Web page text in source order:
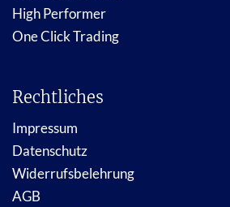
High Performer
One Click Trading
Rechtliches
Impressum
Datenschutz
Widerrufsbelehrung
AGB